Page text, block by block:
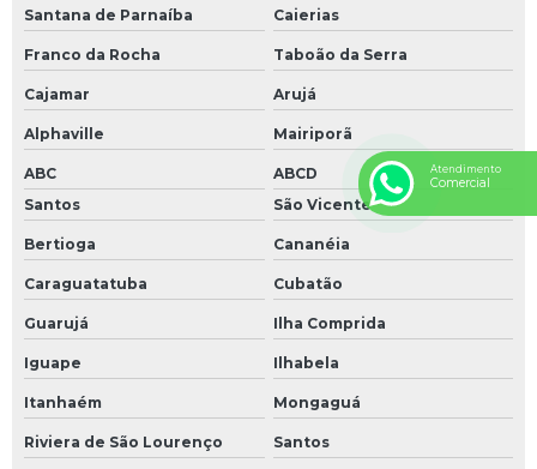
Santana de Parnaíba Caierias
Franco da Rocha Taboão da Serra
Cajamar Arujá
Alphaville Mairiporã
ABC
ABCD
Santos
São Vicente
Bertioga Cananéia
Caraguatatuba Cubatão
Guarujá Ilha Comprida
Iguape Ilhabela
Itanhaém Mongaguá
Riviera de São Lourenço Santos
Atendimento
Comercial